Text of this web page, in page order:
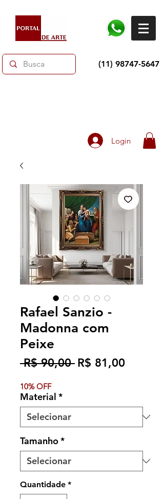
(11) 98747-5647
Login
Rafael Sanzio -
Madonna com
Peixe
R$ 90,00 Preço
R$ 81,00Preço
10% OFF
Material *
Tamanho*
Quantidade *